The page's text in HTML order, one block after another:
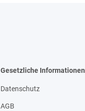
Gesetzliche Informationen
Datenschutz
AGB